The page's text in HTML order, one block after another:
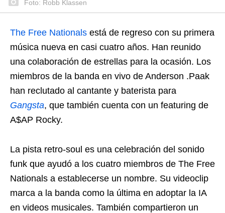
Foto: Robb Klassen
The Free Nationals está de regreso con su primera
música nueva en casi cuatro años. Han reunido
una colaboración de estrellas para la ocasión. Los
miembros de la banda en vivo de Anderson .Paak
han reclutado al cantante y baterista para
Gangsta, que también cuenta con un featuring de
A$AP Rocky.
La pista retro-soul es una celebración del sonido
funk que ayudó a los cuatro miembros de The Free
Nationals a establecerse un nombre. Su videoclip
marca a la banda como la última en adoptar la IA
en videos musicales. También compartieron un